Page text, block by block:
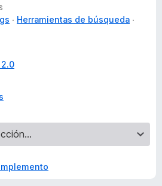
Herramientas de búsqueda